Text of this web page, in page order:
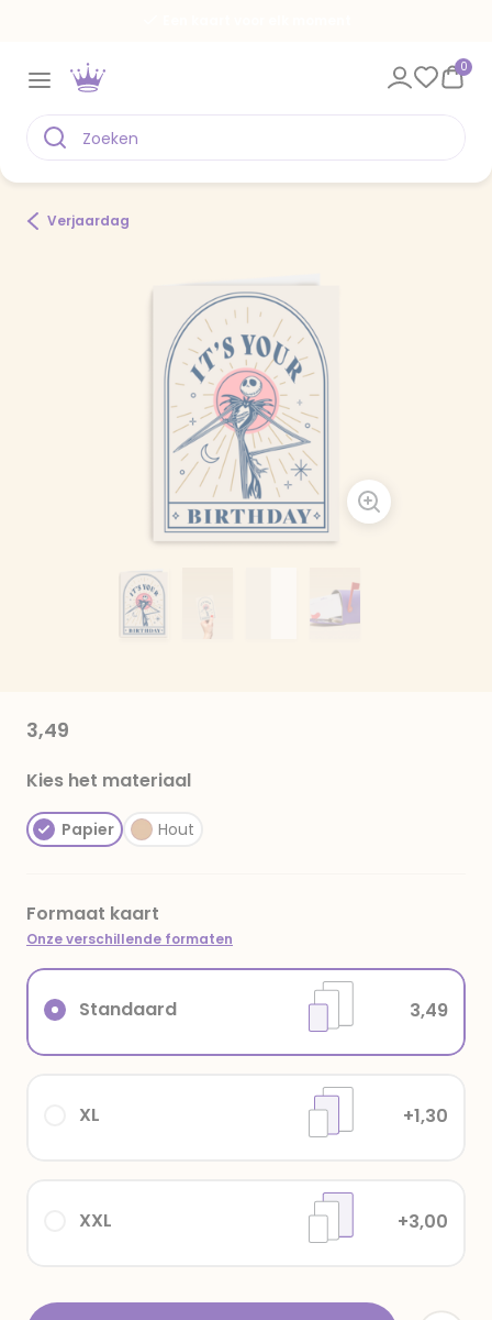
0
Verjaardag
3,49
Kies het materiaal
Papier Hout
Formaat kaart
Onze verschillende formaten
XXL +3,00
XL +1,30
Standaard 3,49